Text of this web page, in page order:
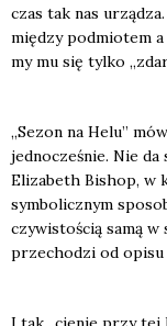
czas tak nas
mię­dzy pod­mio­tem
my mu się tyl­ko
„Sezon na Helu”
jed­no­cze­śnie. Nie
Eli­za­beth Bishop, w
sym­bo­licz­nym
czy­wi­sto­ścią samą
prze­cho­dzi od opi­su